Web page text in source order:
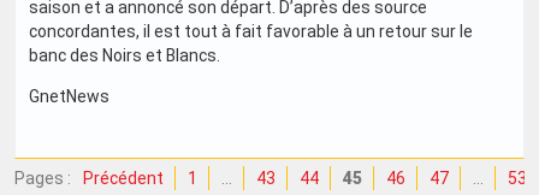
saison et a annoncé son départ. D’après des source
concordantes, il est tout à fait favorable à un retour sur le
banc des Noirs et Blancs.
GnetNews
Pages : Précédent 1 43 44 45 46 47 53